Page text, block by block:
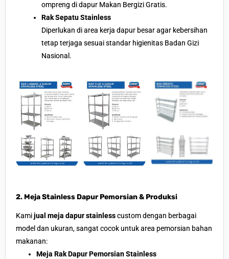
ompreng di dapur Makan Bergizi Gratis.
Rak Sepatu Stainless
Diperlukan di area kerja dapur besar agar kebersihan
tetap terjaga sesuai standar higienitas Badan Gizi
Nasional.
2. Meja Stainless Dapur Pemorsian & Produksi
Kamijual meja dapur stainlesscustom dengan berbagai
model dan ukuran, sangat cocok untuk area pemorsian bahan
makanan:
Meja Rak Dapur Pemorsian Stainless